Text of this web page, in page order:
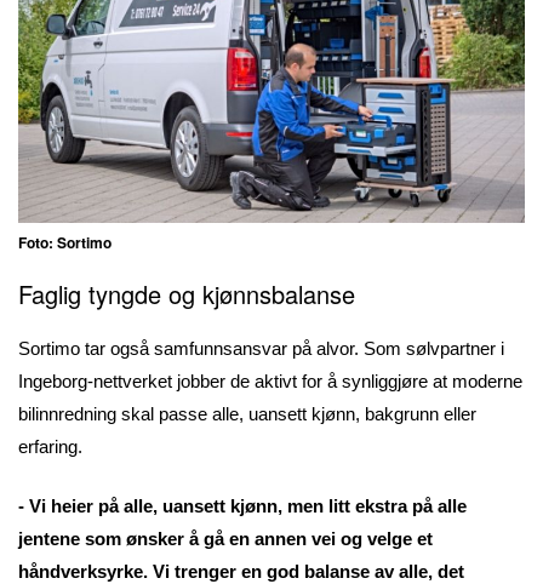
Foto: Sortimo
Faglig tyngde og kjønnsbalanse
Sortimo tar også samfunnsansvar på alvor. Som sølvpartner i
Ingeborg-nettverket jobber de aktivt for å synliggjøre at moderne
bilinnredning skal passe alle, uansett kjønn, bakgrunn eller
erfaring.
- Vi heier på alle, uansett kjønn, men litt ekstra på alle
jentene som ønsker å gå en annen vei og velge et
håndverksyrke. Vi trenger en god balanse av alle, det